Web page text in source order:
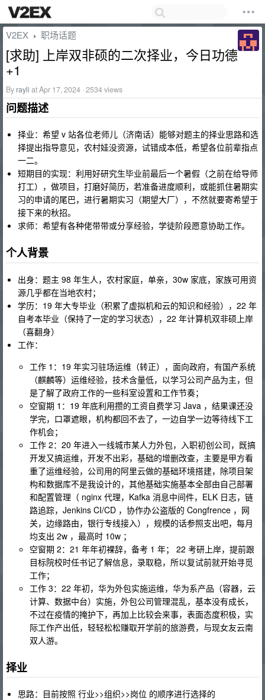
V2EX › 职场话题
[求助] 上岸双非硕的二次择业，今日功德
+1
By rayli at Apr 17, 2024 · 2534 views
问题描述
择业：希望 v 站各位老师儿（济南话）能够对题主的择业思路和选
择提出指导意见，农村娃没资源，试错成本低，希望各位前辈指点
一二。
短期目的实现：利用好研究生毕业前最后一个暑假（之前在给导师
打工），做项目，打磨好简历，若准备进度顺利，或能抓住暑期实
习的申请的尾巴，进行暑期实习（期望大厂），不然就要寄希望于
接下来的秋招。
求师：希望有各种佬带带或分享经验，学徒阶段愿意协助工作。
个人背景
出身：题主 98 年生人，农村家庭，单亲，30w 家底，家族可用资
源几乎都在当地农村；
学历：19 年大专毕业（积累了虚拟机和云的知识和经验），22 年
自考本毕业（保持了一定的学习状态），22 年计算机双非硕上岸
（喜翻身）
工作：
工作 1：19 年实习驻场运维（转正），面向政府，有国产系统
（麒麟等）运维经验，技术含量低，以学习公司产品为主，但
是了解了政府工作的一些科室设置和工作节奏；
空窗期 1：19 年底利用攒的工资自费学习 Java ，结果课还没
学完，口罩遮眼，机构都回不去了，一边自学一边等待线下工
作机会；
工作 2：20 年进入一线城市某人力外包，入职初创公司，既搞
开发又搞运维，开发不出彩，基础的增删改查，主要是甲方看
重了运维经验，公司用的阿里云做的基础环境搭建，除项目架
构和数据库不是我设计的，其他基础实施基本全部由自己部署
和配置管理（ nginx 代理，Kafka 消息中间件，ELK 日志，链
路追踪，Jenkins CI/CD ，协作办公盗版的 Congfrence ，网
关，边缘路由，银行专线接入），规模的话参照支出吧，每月
均支出 2w ，最高时 10w ；
空窗期 2：21 年年初裸辞，备考 1 年； 22 考研上岸，提前跟
目标院校时任书记了解信息，录取稳，所以复试前就开始寻觅
工作；
工作 3：22 年初，华为外包实施运维，华为系产品（容器，云
计算、数据中台）实施，外包公司管理混乱，基本没有成长，
不过在疫情的掩护下，再加上比较会来事，表面态度积极，实
际工作产出低，轻轻松松赚取开学前的旅游费，与现女友云南
双人游。
择业
思路：目前按照 行业>>组织>>岗位 的顺序进行选择的